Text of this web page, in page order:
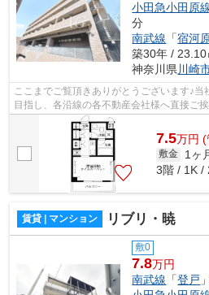
小田急小田原
分
南武線 「宿河
築30年 / 23.10
神奈川県川崎
ここまでご覧頂きありがとうございます♪
目指し、各沿線の各不動産会社様へ直接ご
客様へ提供しております！最新の情報...
7.5万円 (
敷金 1ヶ
3階 / 1K /
賃貸 | マンション リブリ・暁
敷0
7.8万円
南武線 「登戸